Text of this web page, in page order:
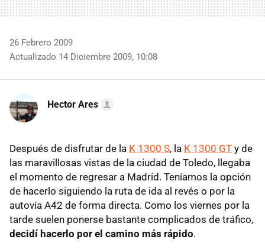
26 Febrero 2009
Actualizado 14 Diciembre 2009, 10:08
Hector Ares
Después de disfrutar de la K 1300 S, la K 1300 GT y de
las maravillosas vistas de la ciudad de Toledo, llegaba
el momento de regresar a Madrid. Teníamos la opción
de hacerlo siguiendo la ruta de ida al revés o por la
autovía A42 de forma directa. Como los viernes por la
tarde suelen ponerse bastante complicados de tráfico,
decidí hacerlo por el camino más rápido.